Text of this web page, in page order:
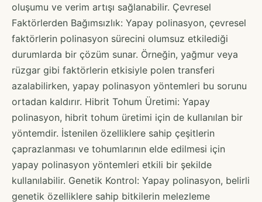
oluşumu ve verim artışı sağlanabilir. Çevresel
Faktörlerden Bağımsızlık: Yapay polinasyon, çevresel
faktörlerin polinasyon sürecini olumsuz etkilediği
durumlarda bir çözüm sunar. Örneğin, yağmur veya
rüzgar gibi faktörlerin etkisiyle polen transferi
azalabilirken, yapay polinasyon yöntemleri bu sorunu
ortadan kaldırır. Hibrit Tohum Üretimi: Yapay
polinasyon, hibrit tohum üretimi için de kullanılan bir
yöntemdir. İstenilen özelliklere sahip çeşitlerin
çaprazlanması ve tohumlarının elde edilmesi için
yapay polinasyon yöntemleri etkili bir şekilde
kullanılabilir. Genetik Kontrol: Yapay polinasyon, belirli
genetik özelliklere sahip bitkilerin melezleme